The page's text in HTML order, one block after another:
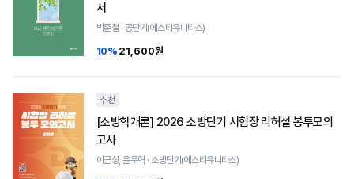
서
박준철 · 공단기(에스티유니타스)
10% 21,600원
추천
[소방학개론] 2026 소방단기 시험장 리허설 봉투모의
고사
이근상, 윤우혁 · 소방단기(에스티유니타스)